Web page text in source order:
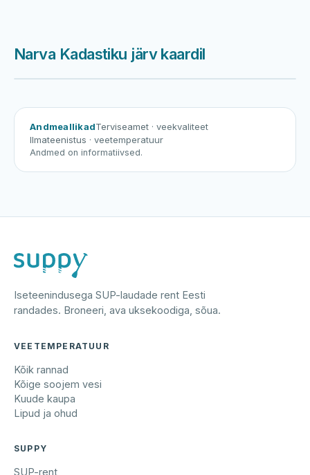
Narva Kadastiku järv kaardil
AndmeallikadTerviseamet · veekvaliteet
Ilmateenistus · veetemperatuur
Andmed on informatiivsed.
Iseteenindusega SUP-laudade rent Eesti
randades. Broneeri, ava uksekoodiga, sõua.
VEETEMPERATUUR
Kõik rannad
Kõige soojem vesi
Kuude kaupa
Lipud ja ohud
SUPPY
SUP-rent